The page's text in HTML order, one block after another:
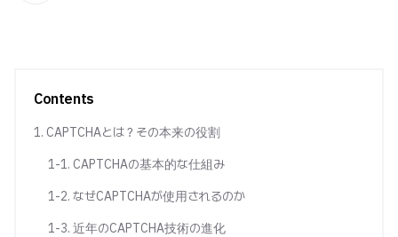
Contents
1. CAPTCHAとは？その本来の役割
1-1. CAPTCHAの基本的な仕組み
1-2. なぜCAPTCHAが使用されるのか
1-3. 近年のCAPTCHA技術の進化